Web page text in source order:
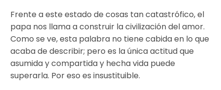
Frente a este estado de cosas tan catastrófico, el
papa nos llama a construir la civilización del amor.
Como se ve, esta palabra no tiene cabida en lo que
acaba de describir; pero es la única actitud que
asumida y compartida y hecha vida puede
superarla. Por eso es insustituible.